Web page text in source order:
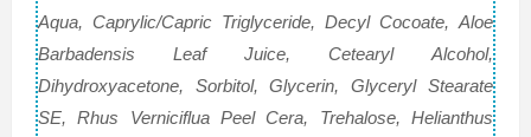
Aqua, Caprylic/Capric Triglyceride, Decyl Cocoate, Aloe
Barbadensis Leaf Juice, Cetearyl Alcohol,
Dihydroxyacetone, Sorbitol, Glycerin, Glyceryl Stearate
SE, Rhus Verniciflua Peel Cera, Trehalose, Helianthus